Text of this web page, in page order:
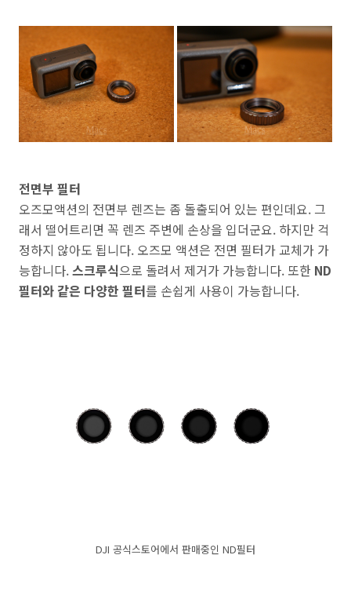
전면부 필터
오즈모액션의 전면부 렌즈는 좀 돌출되어 있는 편인데요. 그
래서 떨어트리면 꼭 렌즈 주변에 손상을 입더군요. 하지만 걱
정하지 않아도 됩니다. 오즈모 액션은 전면 필터가 교체가 가
능합니다.스크루식으로 돌려서 제거가 가능합니다. 또한 ND
필터와 같은 다양한 필터를 손쉽게 사용이 가능합니다.
DJI 공식스토어에서 판매중인 ND필터